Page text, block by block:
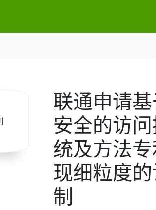
联通申请
安全的访
统及方法
现细粒度
制